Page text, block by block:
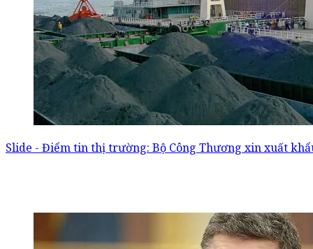
Slide - Điểm tin thị trường: Bộ Công Thương xin xuất